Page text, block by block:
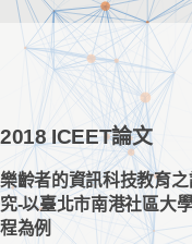
2018 ICEET論文
樂齡者的資訊科技教育
究-以臺北市南港社區大
程為例